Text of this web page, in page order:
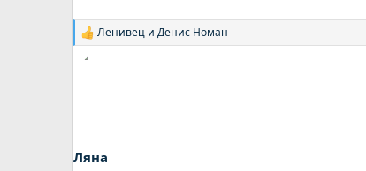
Р
Ленивец и Денис Номан
Ляна